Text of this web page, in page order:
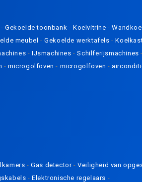
-Gekoelde toonbank -Koelvitrine-
meubel-Gekoelde werktafels-
-IJsmachines-Schilferijsmachines-
-microgolfoven- microgolfoven-
-Gas detector-Veiligheid van
-Elektronische regelaars -